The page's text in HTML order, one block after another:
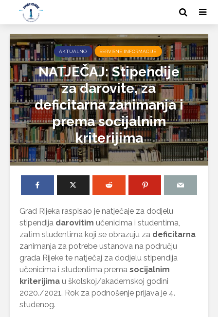
AKTUALNO SERVISNE INFORMACIJE
NATJEČAJ: Stipendije
za darovite, za
deficitarna zanimanja i
prema socijalnim
kriterijima
Grad Rijeka raspisao je natječaje za dodjelu
stipendija darovitim učenicima i studentima,
zatim studentima koji se obrazuju za deficitarna
zanimanja za potrebe ustanova na području
grada Rijeke te natječaj za dodjelu stipendija
učenicima i studentima prema socijalnim
kriterijima u školskoj/akademskoj godini
2020./2021. Rok za podnošenje prijava je 4.
studenog.